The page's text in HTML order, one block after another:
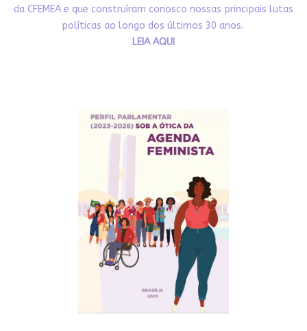
da CFEMEA e que construíram conosco nossas principais lutas
políticas ao longo dos últimos 30 anos.
LEIA AQUI